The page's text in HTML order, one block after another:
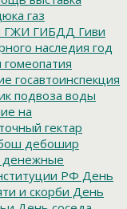
газ
ГЖИ ГИБДД Гиви
наследия год
гомеопатия
госавтоинспекция
подвоза воды
на
гектар
дебошир
денежные
РФ День
и скорби День